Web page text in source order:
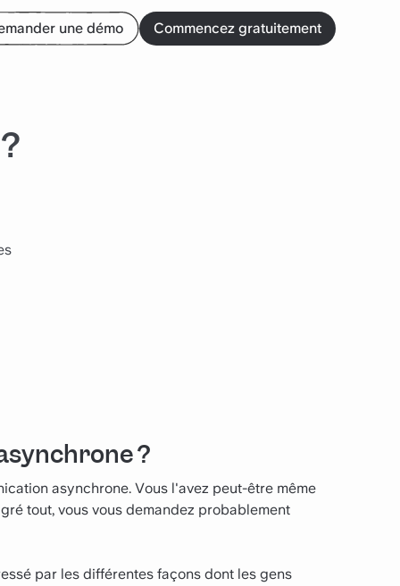
une démo Commencez gratuitement
?
asynchrone. Vous l'avez peut-être même
tout, vous vous demandez probablement
par les différentes façons dont les gens